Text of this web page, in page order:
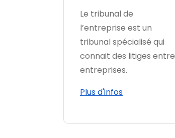
Le tribunal de
l’entreprise est un
tribunal spécialisé qui
connait des litiges entre
entreprises.
Plus d'infos